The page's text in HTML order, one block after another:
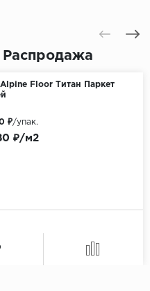
Распродажа
Alpine Floor Титан Паркет
₽/м2
₽/упак.